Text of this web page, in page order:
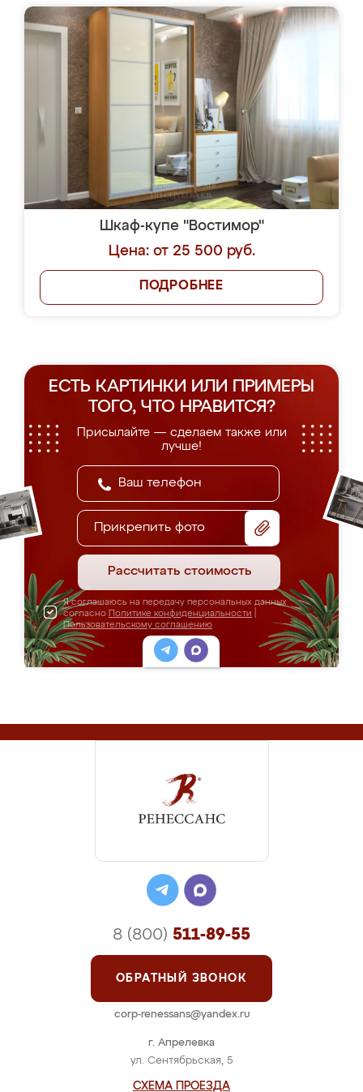
Шкаф-купе "Востимор"
Цена: от 25 500 руб.
ПОДРОБНЕЕ
ЕСТЬ КАРТИНКИ ИЛИ ПРИМЕРЫ
ТОГО, ЧТО НРАВИТСЯ?
Присылайте — сделаем также или
лучше!
Прикрепить фото
Рассчитать стоимость
Я соглашаюсь на передачу персональных данных
согласно Политике конфиденциальности
Пользовательскому соглашению
г. Апрелевка
ул. Сентябрьская, 5
СХЕМА ПРОЕЗДА
8 (800) 511-89-55
ОБРАТНЫЙ ЗВОНОК
corp-renessans@yandex.ru